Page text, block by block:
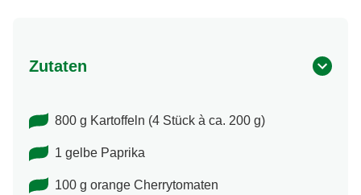
Zutaten
800 g Kartoffeln (4 Stück à ca. 200 g)
1 gelbe Paprika
100 g orange Cherrytomaten